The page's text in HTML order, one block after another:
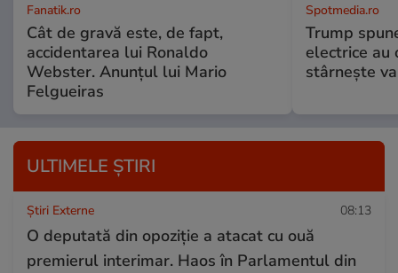
Fanatik.ro
Cât de gravă este, de fapt,
accidentarea lui Ronaldo
Webster. Anunțul lui Mario
Felgueiras
Spotmedia.ro
Trump
electrice au
stârnește
ULTIMELE ȘTIRI
Știri Externe 08:13
O deputată din opoziție a atacat cu ouă
premierul interimar. Haos în Parlamentul din